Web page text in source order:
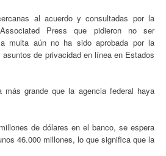
al acuerdo y consultadas por la
Press que pidieron no ser
multa aún no ha sido aprobada por la
de privacidad en línea en Estados
grande que la agencia federal haya
de dólares en el banco, se espera
46.000 millones, lo que significa que la